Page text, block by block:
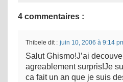
4 commentaires :
Thibele dit : juin 10, 2006 à 9:14
Salut Ghismo!J’ai
agreablement surpris!Je
ca fait un an que je suis